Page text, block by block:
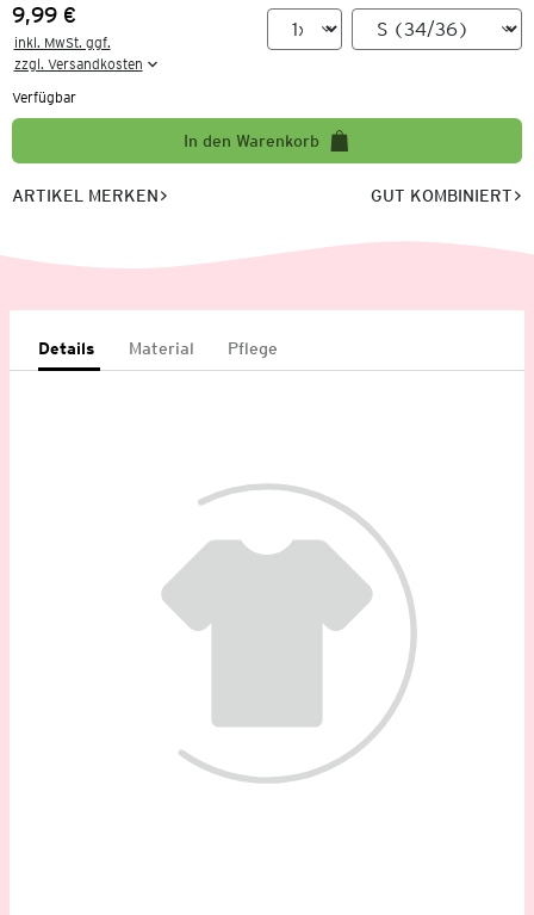
Preis:
9,99 €
inkl. MwSt. ggf.
zzgl. Versandkosten
Verfügbar
In den Warenkorb
ARTIKEL MERKEN GUT KOMBINIERT
Details Material Pflege